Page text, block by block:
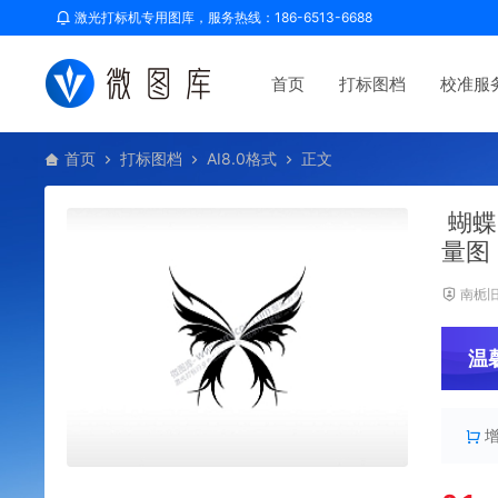
激光打标机专用图库，服务热线：186-6513-6688
首页 打标图档 校准服
首页 打标图档 AI8.0格式 正文
蝴
量图
南栀
温